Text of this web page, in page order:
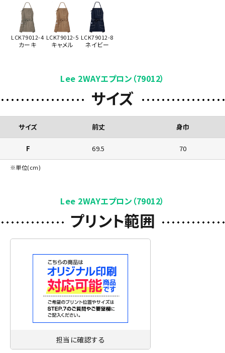
LCK79012-4
カーキ
LCK79012-5
キャメル
LCK79012-8
ネイビー
Lee 2WAYエプロン（79012）
サイズ
サイズ 前丈 身巾
F 69.5 70
※単位(cm)
Lee 2WAYエプロン（79012）
プリント範囲
担当に確認する